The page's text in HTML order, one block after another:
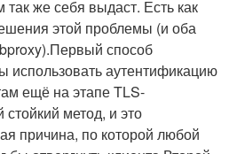
же себя выдаст. Есть как
этой проблемы (и оба
способ
использовать аутентификацию
ещё на этапе TLS-
метод, и это
причина, по которой любой